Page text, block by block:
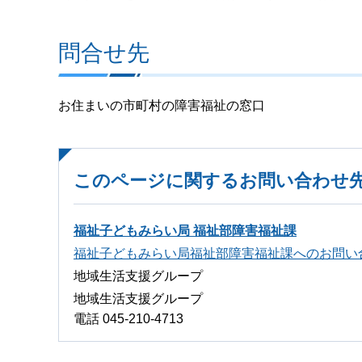
問合せ先
お住まいの市町村の障害福祉の窓口
このページに関するお問い合わせ
福祉子どもみらい局 福祉部障害福祉課
福祉子どもみらい局福祉部障害福祉課へのお問い
地域生活支援グループ
地域生活支援グループ
電話 045-210-4713